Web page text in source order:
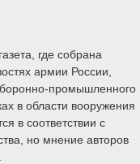
где собрана
армии России,
промышленного
в области вооружения
в соответствии с
но мнение авторов